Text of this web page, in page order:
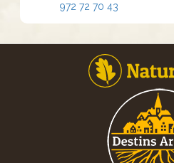
972 72 70 43